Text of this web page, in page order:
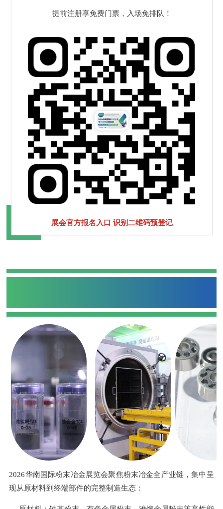
提前注册享免费门票，入场免排队！
展会官方报名入口 识别二维码预登记
2026华南国际粉末冶金展览会聚焦粉末冶金全产业链，集中呈
现从原材料到终端部件的完整制造生态：